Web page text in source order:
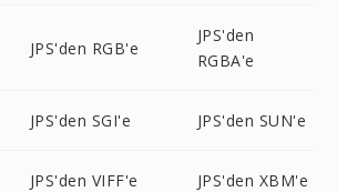
JPS'den RGB'e
JPS'den
RGBA'e
JPS'den SGI'e JPS'den SUN'e
JPS'den VIFF'e JPS'den XBM'e